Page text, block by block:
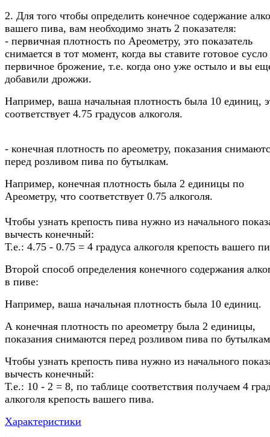
2. Для того чтобы определить конечное содержание
вашего пива, вам необходимо знать 2 показателя:
- первичная плотность по Ареометру, это показатель
снимается в тот момент, когда вы ставите готовое
первичное брожение, т.е. когда оно уже остыло и вы
добавили дрожжи.
Например, ваша начальная плотность была 10 единиц,
соответствует 4.75 градусов алкоголя.
- конечная плотность по ареометру, показания
перед розливом пива по бутылкам.
Например, конечная плотность была 2 единицы по
Ареометру, что соответствует 0.75 алкоголя.
Чтобы узнать крепость пива нужно из начального
вычесть конечный:
Т.е.: 4.75 - 0.75 = 4 градуса алкоголя крепость вашего
Второй способ определения конечного содержания
в пиве:
Например, ваша начальная плотность была 10 единиц.
А конечная плотность по ареометру была 2 единицы,
показания снимаются перед розливом пива по
Чтобы узнать крепость пива нужно из начального
вычесть конечный:
Т.е.: 10 - 2 = 8, по таблице соответствия получаем 4
алкоголя крепость вашего пива.
Характеристики